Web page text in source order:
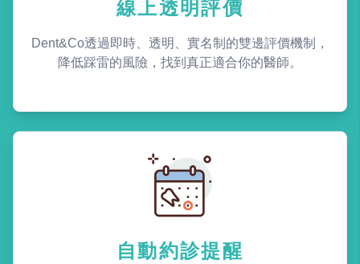
線上透明評價
Dent&Co透過即時、透明、實名制的雙邊評價機制，
降低踩雷的風險，找到真正適合你的醫師。
自動約診提醒